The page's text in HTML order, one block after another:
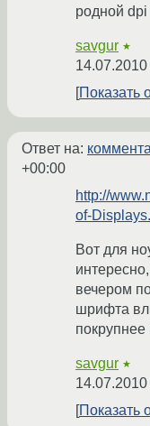
родной dpi
savgur ★
Показать
Ответ на:
+00:00
http://
of-
Вот для
вечером
шрифта
покрупнее
savgur ★
Показать